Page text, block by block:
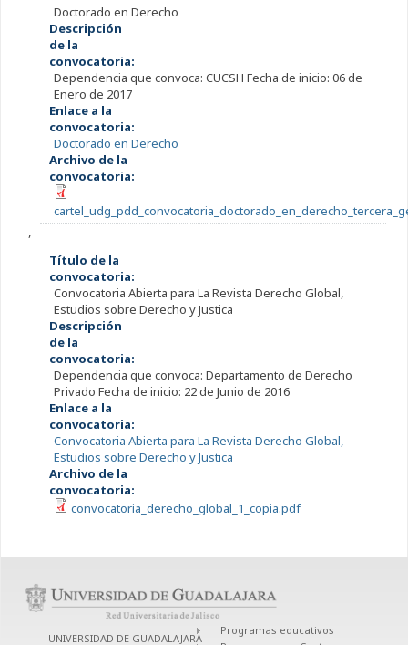
Doctorado en Derecho
Descripción
de la
convocatoria:
Dependencia que convoca: CUCSH Fecha de inicio: 06 de
Enero de 2017
Enlace a la
convocatoria:
Doctorado en Derecho
Archivo de la
convocatoria:
,
Título de la
convocatoria:
Convocatoria Abierta para La Revista Derecho Global,
Estudios sobre Derecho y Justica
Descripción
de la
convocatoria:
Dependencia que convoca: Departamento de Derecho
Privado Fecha de inicio: 22 de Junio de 2016
Enlace a la
convocatoria:
Convocatoria Abierta para La Revista Derecho Global,
Estudios sobre Derecho y Justica
Archivo de la
convocatoria:
convocatoria_derecho_global_1_copia.pdf
UNIVERSIDAD DE GUADALAJARA
Programas educativos